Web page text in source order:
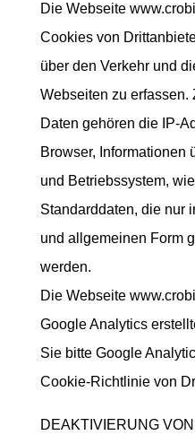
Die Webseite
Cookies von
über den Verkehr und
Webseiten zu erfassen.
Daten gehören die IP-
Browser, Informationen
und Betriebssystem,
Standarddaten, die nur
und allgemeinen Form
werden.
Die Webseite
Google Analytics
Sie bitte Google
Cookie-Richtlinie von
DEAKTIVIERUNG